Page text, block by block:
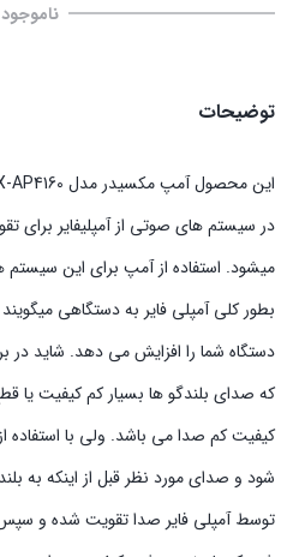
ناموجود
توضیحات
این محصول آمپ مکسیدر مدل MX-AP4160 است.
در سیستم های صوتی از آمپلیفایر برای
میشود. استفاده از آمپ برای این سیستم
بطور کلی آمپلی فایر به دستگاهی
دستگاه شما را افزایش می دهد. شاید در
که صدای بلندگو ها بسیار کم کیفیت
کیفیت کم صدا می باشد. ولی با استفاده
شود و صدای مورد نظر قبل از اینکه به
توسط آمپلی فایر صدا تقویت شده و